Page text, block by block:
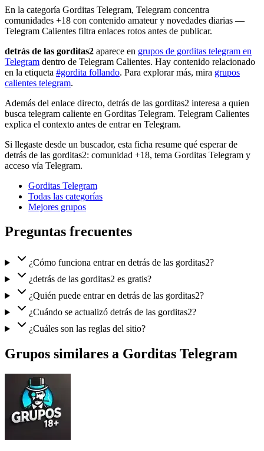
En la categoría Gorditas Telegram, Telegram concentra
comunidades +18 con contenido amateur y novedades diarias —
Telegram Calientes filtra enlaces rotos antes de publicar.
detrás de las gorditas2 aparece en grupos de gorditas telegram en
Telegram dentro de Telegram Calientes. Hay contenido relacionado
en la etiqueta #gordita follando. Para explorar más, mira grupos
calientes telegram.
Además del enlace directo, detrás de las gorditas2 interesa a quien
busca telegram caliente en Gorditas Telegram. Telegram Calientes
explica el contexto antes de entrar en Telegram.
Si llegaste desde un buscador, esta ficha resume qué esperar de
detrás de las gorditas2: comunidad +18, tema Gorditas Telegram y
acceso vía Telegram.
Gorditas Telegram
Todas las categorías
Mejores grupos
Preguntas frecuentes
¿Cómo funciona entrar en detrás de las gorditas2?
¿detrás de las gorditas2 es gratis?
¿Quién puede entrar en detrás de las gorditas2?
¿Cuándo se actualizó detrás de las gorditas2?
¿Cuáles son las reglas del sitio?
Grupos similares a Gorditas Telegram